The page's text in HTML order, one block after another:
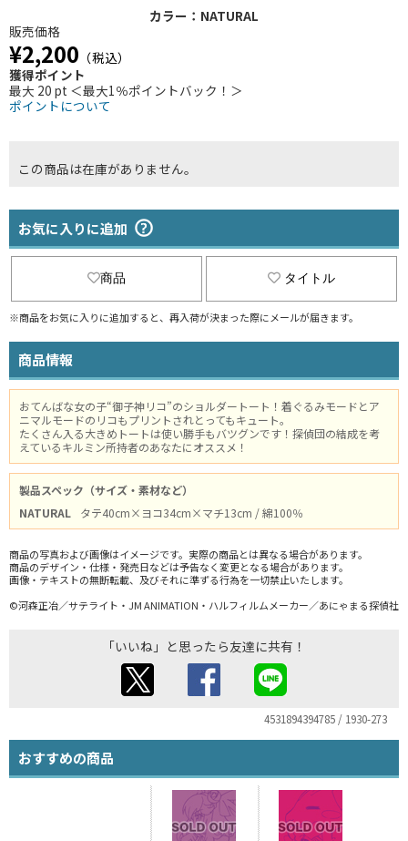
カラー：NATURAL
販売価格
¥2,200 （税込）
獲得ポイント
最大 20 pt ＜最大1％ポイントバック！＞
ポイントについて
この商品は在庫がありません。
お気に入りに追加
商品 タイトル
※商品をお気に入りに追加すると、再入荷が決まった際にメールが届きます。
商品情報
おてんばな女の子“御子神リコ”のショルダートート！着ぐるみモードとア
ニマルモードのリコもプリントされとってもキュート。
たくさん入る大きめトートは使い勝手もバツグンです！探偵団の結成を考
えているキルミン所持者のあなたにオススメ！
製品スペック（サイズ・素材など）
NATURAL
タテ40cm×ヨコ34cm×マチ13cm / 綿100％
商品の写真および画像はイメージです。実際の商品とは異なる場合があります。
商品のデザイン・仕様・発売日などは予告なく変更となる場合があります。
画像・テキストの無断転載、及びそれに準ずる行為を一切禁止いたします。
©河森正冶／サテライト・JM ANIMATION・ハルフィルムメーカー／あにゃまる探偵社
「いいね」と思ったら友達に共有！
4531894394785 / 1930-273
おすすめの商品